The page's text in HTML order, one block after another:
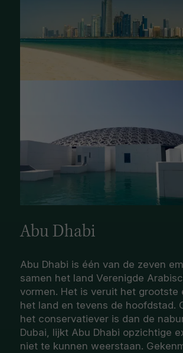
Abu Dhabi
Abu Dhabi is één van de zeven
samen het land Verenigde
vormen. Het is veruit het grootste
het land en tevens de hoofdstad.
het conservatiever is dan de
Dubai, lijkt Abu Dhabi opzichtige
niet te kunnen weerstaan.